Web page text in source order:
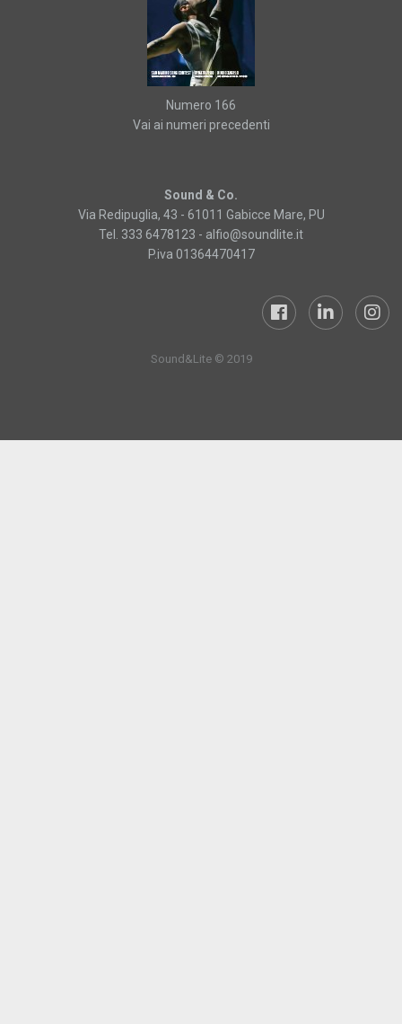
Numero 166
Vai ai numeri precedenti
Sound & Co.
Via Redipuglia, 43 - 61011 Gabicce Mare, PU
Tel. 333 6478123 - alfio@soundlite.it
P.iva 01364470417
Sound&Lite © 2019